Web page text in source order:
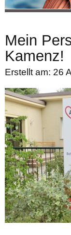
Mein
Kamenz!
Erstellt am: 26